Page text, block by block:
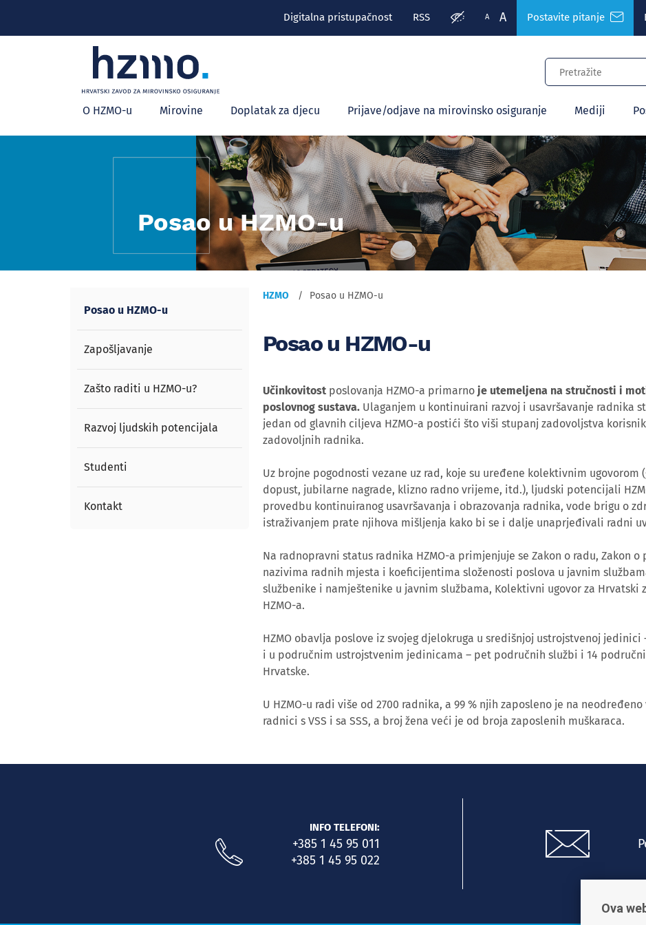
Digitalna pristupačnost RSS A A Postavite pitanje
Glavni
izbornik
O HZMO-u Mirovine Doplatak za djecu Prijave/odjave na mirovinsko osiguranje Mediji
Posao u HZMO-u
Posao u HZMO-u
Zapošljavanje
Zašto raditi u HZMO-u?
Razvoj ljudskih potencijala
Studenti
Kontakt
HZMO Posao u HZMO-u
Posao u HZMO-u
Učinkovitost poslovanja HZMO-a primarno je utemeljena na stručnosti i
poslovnog sustava. Ulaganjem u kontinuirani razvoj i usavršavanje radnika
jedan od glavnih ciljeva HZMO-a postići što viši stupanj zadovoljstva
zadovoljnih radnika.
Uz brojne pogodnosti vezane uz rad, koje su uređene kolektivnim
dopust, jubilarne nagrade, klizno radno vrijeme, itd.), ljudski potencijali
provedbu kontinuiranog usavršavanja i obrazovanja radnika, vode brigu o
istraživanjem prate njihova mišljenja kako bi se i dalje unaprjeđivali radni
Na radnopravni status radnika HZMO-a primjenjuje se Zakon o radu, Zakon
nazivima radnih mjesta i koeficijentima složenosti poslova u javnim
službenike i namještenike u javnim službama, Kolektivni ugovor za
HZMO-a.
HZMO obavlja poslove iz svojeg djelokruga u središnjoj ustrojstvenoj
i u područnim ustrojstvenim jedinicama – pet područnih službi i 14
Hrvatske.
U HZMO-u radi više od 2700 radnika, a 99 % njih zaposleno je na
radnici s VSS i sa SSS, a broj žena veći je od broja zaposlenih muškaraca.
INFO TELEFONI:
+385 1 45 95 011
+385 1 45 95 022
Ova